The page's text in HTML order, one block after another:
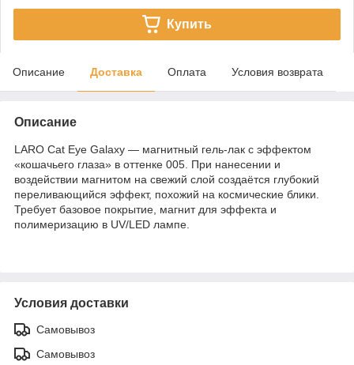
Купить
Описание Доставка Оплата Условия возврата
Описание
LARO Cat Eye Galaxy — магнитный гель-лак с эффектом
«кошачьего глаза» в оттенке 005. При нанесении и
воздействии магнитом на свежий слой создаётся глубокий
переливающийся эффект, похожий на космические блики.
Требует базовое покрытие, магнит для эффекта и
полимеризацию в UV/LED лампе.
Условия доставки
Самовывоз
Самовывоз